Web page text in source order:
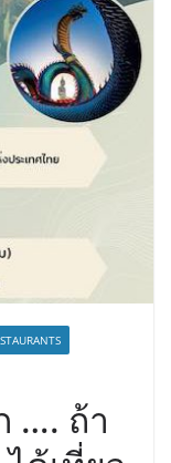
…. ถ้า